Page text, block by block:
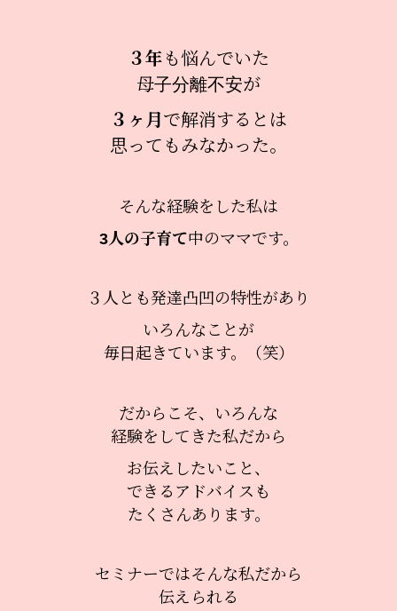
３年 も悩んでいた
母子分離不安が
３ヶ月で解消するとは
思ってもみなかった。
そんな経験をした私は
3人の子育て中のママです。
３人とも発達凸凹の特性があり
いろんなことが
毎日起きています。（笑）
だからこそ、いろんな
経験をしてきた私だから
お伝えしたいこと、
できるアドバイスも
たくさんあります。
セミナーではそんな私だから
伝えられる